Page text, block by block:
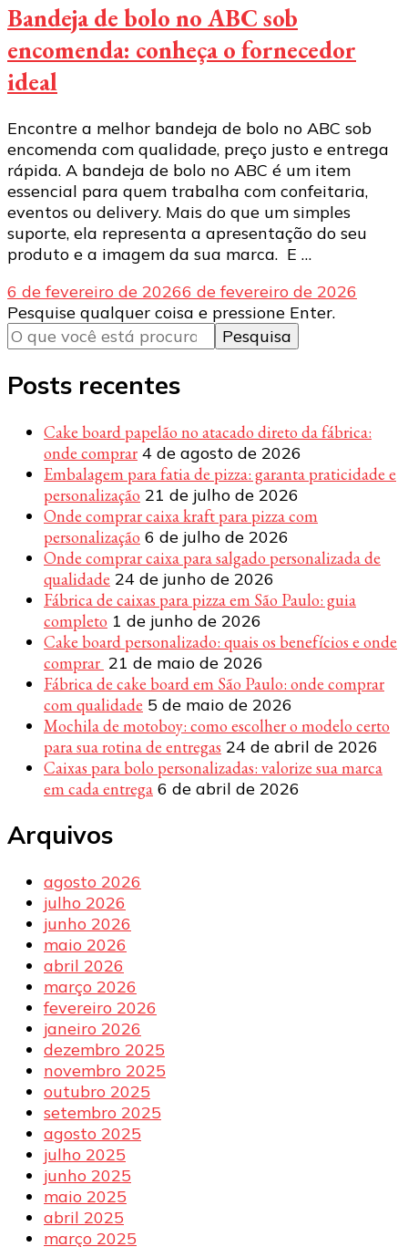
Bandeja de bolo no ABC sob
encomenda: conheça o fornecedor
ideal
Encontre a melhor bandeja de bolo no ABC sob
encomenda com qualidade, preço justo e entrega
rápida. A bandeja de bolo no ABC é um item
essencial para quem trabalha com confeitaria,
eventos ou delivery. Mais do que um simples
suporte, ela representa a apresentação do seu
produto e a imagem da sua marca. E …
6 de fevereiro de 20266 de fevereiro de 2026
Procurando
algo?
Pesquise qualquer coisa e pressione Enter.
Posts recentes
Cake board papelão no atacado direto da fábrica:
onde comprar 4 de agosto de 2026
Embalagem para fatia de pizza: garanta praticidade e
personalização 21 de julho de 2026
Onde comprar caixa kraft para pizza com
personalização 6 de julho de 2026
Onde comprar caixa para salgado personalizada de
qualidade 24 de junho de 2026
Fábrica de caixas para pizza em São Paulo: guia
completo 1 de junho de 2026
Cake board personalizado: quais os benefícios e onde
comprar 21 de maio de 2026
Fábrica de cake board em São Paulo: onde comprar
com qualidade 5 de maio de 2026
Mochila de motoboy: como escolher o modelo certo
para sua rotina de entregas 24 de abril de 2026
Caixas para bolo personalizadas: valorize sua marca
em cada entrega 6 de abril de 2026
Arquivos
agosto 2026
julho 2026
junho 2026
maio 2026
abril 2026
março 2026
fevereiro 2026
janeiro 2026
dezembro 2025
novembro 2025
outubro 2025
setembro 2025
agosto 2025
julho 2025
junho 2025
maio 2025
abril 2025
março 2025